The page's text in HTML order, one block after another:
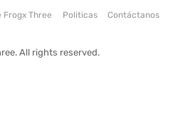
Frogx Three Politicas Contáctanos
All rights reserved.